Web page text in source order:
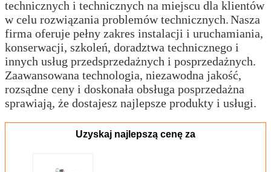
technicznych i technicznych na miejscu dla klientów
w celu rozwiązania problemów technicznych.Nasza
firma oferuje pełny zakres instalacji i uruchamiania,
konserwacji, szkoleń, doradztwa technicznego i
innych usług przedsprzedażnych i posprzedażnych.
Zaawansowana technologia, niezawodna jakość,
rozsądne ceny i doskonała obsługa posprzedażna
sprawiają, że dostajesz najlepsze produkty i usługi.
Uzyskaj najlepszą cenę za